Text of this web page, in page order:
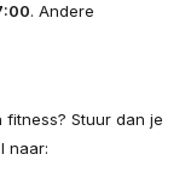
. Andere
Stuur dan je
naar: